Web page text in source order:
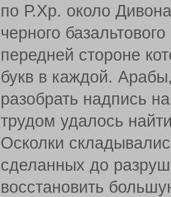
по Р.Хр. около
черного
передней стороне
букв в каждой.
разобрать надпись
трудом удалось
Осколки
сделанных до
восстановить